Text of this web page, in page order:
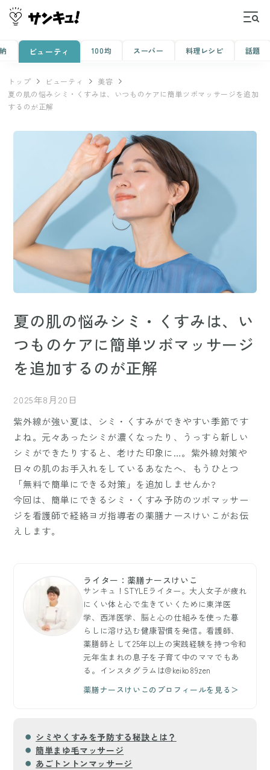
ビューティ 100均 スーパー 料理レシピ 話題
トップ ビューティ
美容
夏の肌の悩みシミ・くすみは、いつものケアに簡単ツボマッサージを追加
するのが正解
夏の肌の悩みシミ・くすみは、い
つものケアに簡単ツボマッサージ
を追加するのが正解
2025年8月20日
紫外線が強い夏は、シミ・くすみができやすい季節です
よね。元々あったシミが濃くなったり、うっすら新しい
シミができたりすると、老けた印象に…。紫外線対策や
日々の肌のお手入れをしているあなたへ、もうひとつ
「無料で簡単にできる対策」を追加しませんか?
今回は、簡単にできるシミ・くすみ予防のツボマッサー
ジを看護師で経絡ヨガ指導者の薬膳ナースけいこがお伝
えします。
ライター：薬膳ナースけいこ
サンキュ！STYLEライター。大人女子が疲れ
にくい体と心で生きていくために東洋医
学、西洋医学、脳と心の仕組みを使った暮
らしに溶け込む健康習慣を発信。看護師、
薬膳師として25年以上の実践経験を持つ令和
元年生まれの息子を子育て中のママでもあ
る。インスタグラムは@keiko89zen
薬膳ナースけいこのプロフィールを見る＞
シミやくすみを予防する秘訣とは？
簡単まゆ毛マッサージ
あごトントンマッサージ